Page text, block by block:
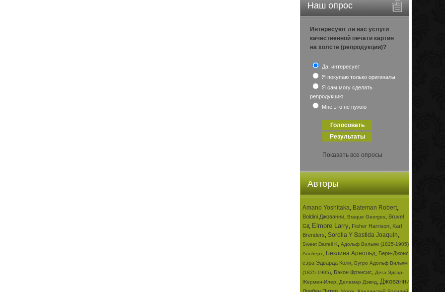
Наш опрос
Интересуют ли вас услуги
качественной печати картин
на холсте (репродукции)?
Да, интересует
Я покупаю только оригиналы
Я сам могу сделать
репродукцию
Мне это не нужно
Показать все опросы
Авторы
Amano Yoshitaka, Bateman Robert,
Boldini Джованни, Braque Georges, Bruvel
Gil, Elmore Larry, Fisher Harrison, Karl
Brenders, Sorolla Y Bastida Joaquin,
Sweet Darrell K, Адольф Вильям (1825-1905)
Альберт, Беклина Арнольд, Берн-Джонса
сэра Эдварда Коли, Бугро Адольф Вильям
(1825-1905), Бэкон Фрэнсис, Дега Эдгар-
Жермен-Илер, Деламар Дэвид, Джованни